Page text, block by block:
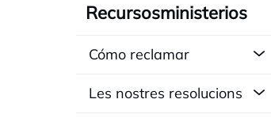
Recursosministerios
Cómo reclamar
Les nostres resolucions